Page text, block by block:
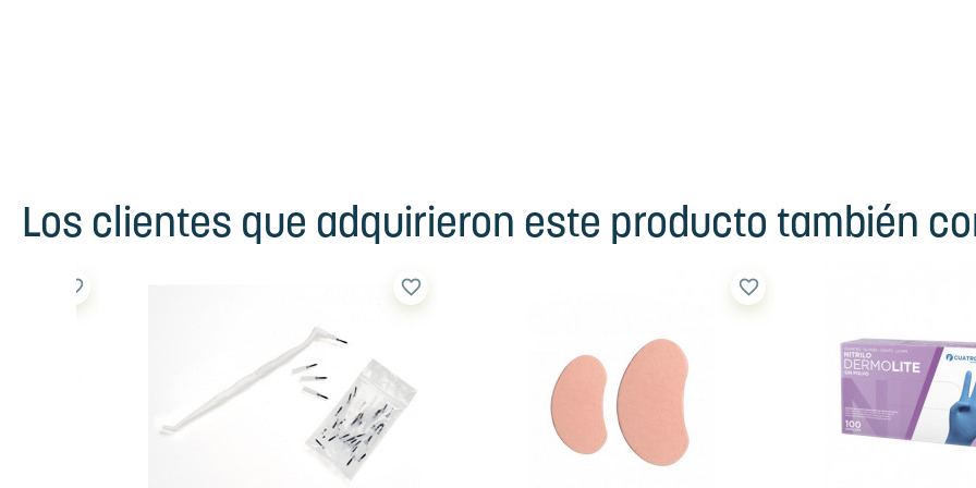
Los clientes que adquirieron este producto también
favorite_border favorite_border favorite_border